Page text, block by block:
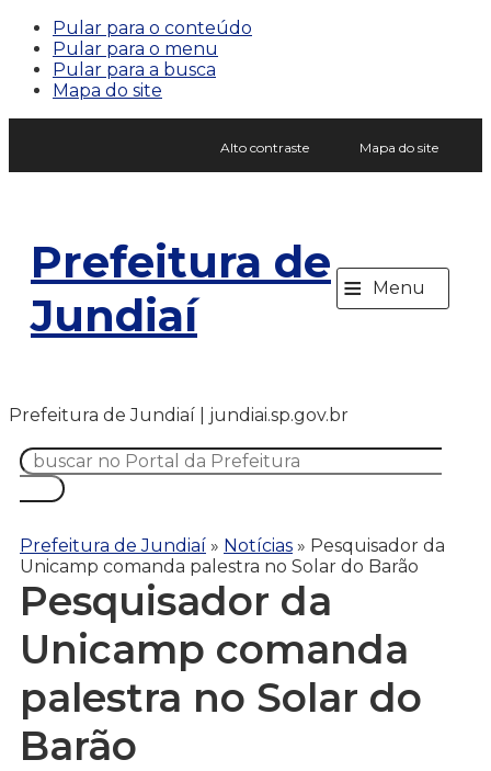
Pular para o conteúdo
Pular para o menu
Pular para a busca
Mapa do site
Alto contraste Mapa do site
Prefeitura de
Jundiaí
≡ Menu
Prefeitura de Jundiaí | jundiai.sp.gov.br
Prefeitura de Jundiaí » Notícias » Pesquisador da
Unicamp comanda palestra no Solar do Barão
Pesquisador da
Unicamp comanda
palestra no Solar do
Barão